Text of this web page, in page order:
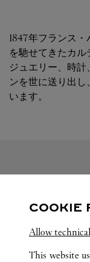
1847年フランス
を馳せてきたカル
ジュエリー、時
ンを世に送り出
います。
Visit
Link
Visit
Link
COOKIE
Allow
This website